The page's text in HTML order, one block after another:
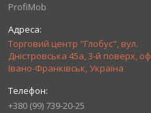
ProfiMob
Торговий центр "Глобус", вул.
Дністровська 45а, 3-й поверх,
Івано-Франківськ, Україна
+380 (99) 739-20-25